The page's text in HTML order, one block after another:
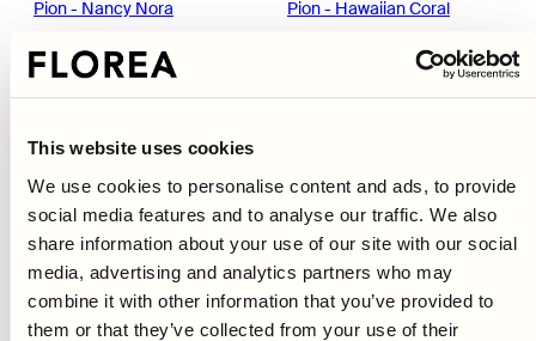
This website uses cookies
We use cookies to personalise content and ads, to provide
social media features and to analyse our traffic. We also
share information about your use of our site with our social
media, advertising and analytics partners who may
combine it with other information that you’ve provided to
them or that they’ve collected from your use of their
Pion - Nancy Nora
Normalpris
299 kr
Pion - Hawaiian Coral